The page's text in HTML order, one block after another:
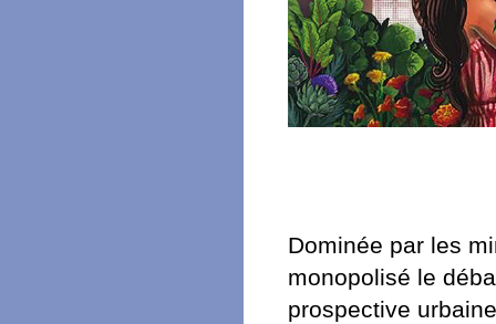
Dominée par les
monopolisé le
prospective